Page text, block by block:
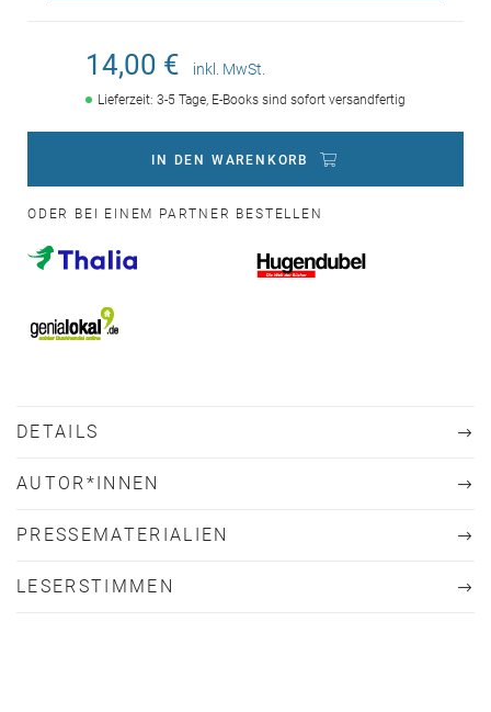
14,00 € inkl. MwSt.
Lieferzeit: 3-5 Tage, E-Books sind sofort versandfertig
IN DEN WARENKORB
ODER BEI EINEM PARTNER BESTELLEN
DETAILS
AUTOR*INNEN
PRESSEMATERIALIEN
LESERSTIMMEN